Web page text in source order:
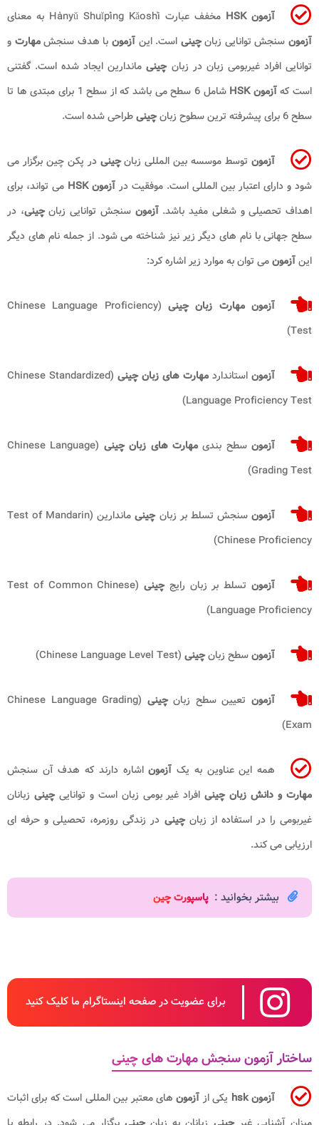
آزمون HSK
مخفف عبارت Hànyǔ Shuǐpíng Kǎoshì به معنای
آزمون سنجش توانایی زبانچینی است. اینآزمون با هدف سنجشمهارت و
توانایی افراد غیربومی زبان در زبانچینیماندارین ایجاد شده است. گفتنی
است کهآزمون HSK
شامل 6 سطح می باشد که از سطح 1 برای مبتدی ها تا
سطح 6 برای پیشرفته ترین سطوح زبان
چینیطراحی شده است.
آزمون توسط موسسه بین المللی زبانچینیدر پکن چین برگزار می
شود و دارای اعتبار بین المللی است. موفقیت در آزمون HSK
می تواند، برای
اهداف تحصیلی و شغلی مفید باشد.آزمونسنجش توانایی زبانچینی، در
سطح جهانی با نام های دیگر زیر نیز شناخته می شود. از جمله نام های دیگر
اینآزمونمی توان به موارد زیر اشاره کرد:
آزمون مهارت زبان چینی
(Chinese Language Proficiency
Test)
آزمون استاندارد مهارت های زبان چینی (Chinese Standardized
Language Proficiency Test)
آزمونسطح بندیمهارت های زبان چینی (Chinese Language
Grading Test)
آزمونسنجش تسلط بر زبانچینی
ماندارین (Test of Mandarin
Chinese Proficiency)
آزمون تسلط بر زبان رایجچینی (Test of Common Chinese
Language Proficiency)
آزمونسطح زبانچینی (Chinese Language Level Test)
آزمون تعیین سطح زبانچینی (Chinese Language Grading
Exam)
همه این عناوین به یک آزموناشاره دارند که هدف آن سنجش
مهارت و دانش زبان چینیافراد غیر بومی زبان است و تواناییچینی زبانان
غیربومی را در استفاده از زبانچینی در زندگی روزمره، تحصیلی و حرفه ای
ارزیابی می کند.
بیشتر بخوانید : پاسپورت چین
برای عضویت در صفحه اینستاگرام ما کلیک کنید
ساختار آزمون سنجش مهارت های چینی
آزمون hsk یکی از آزمون های معتبر بین المللی است که برای اثبات